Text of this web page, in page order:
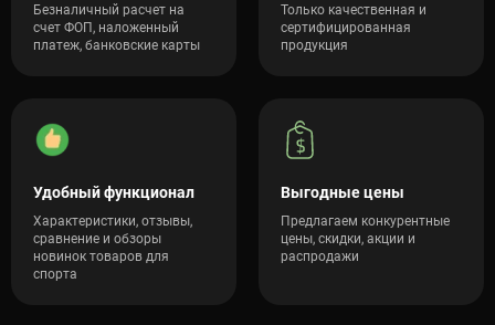
Безналичный расчет на
счет ФОП, наложенный
платеж, банковские карты
Только качественная и
сертифицированная
продукция
Удобный функционал
Характеристики, отзывы,
сравнение и обзоры
новинок товаров для
спорта
Выгодные цены
Предлагаем конкурентные
цены, скидки, акции и
распродажи